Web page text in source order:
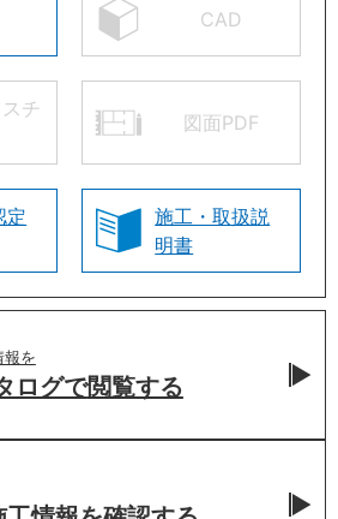
CAD
チ
図面PDF
定
施工・取扱説
明書
報を
ログで閲覧する